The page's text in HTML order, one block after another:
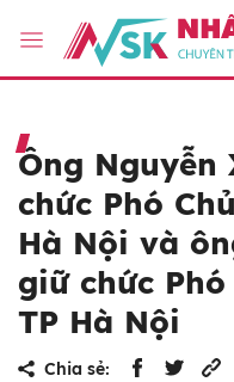
Ông Nguyễn
chức Phó
Hà Nội và
giữ chức
TP Hà Nội
Chia sẻ: